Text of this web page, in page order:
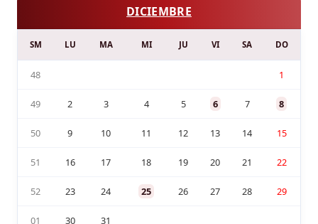
DICIEMBRE
SM LU MA MI JU VI SA DO
48 1
49 2 3 4 5 6 7 8
50 9 10 11 12 13 14 15
51 16 17 18 19 20 21 22
52 23 24 25 26 27 28 29
01 30 31